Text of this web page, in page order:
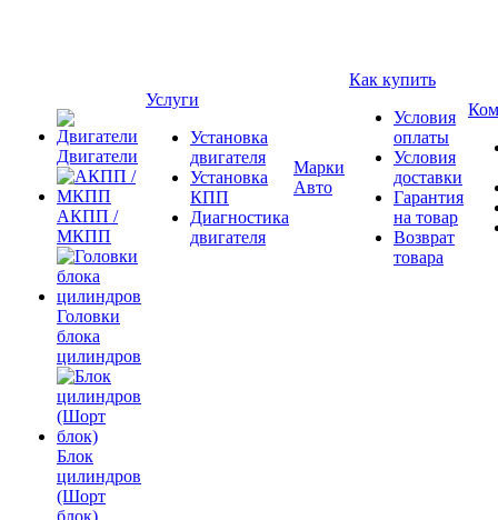
Двигатели
АКПП /
МКПП
Головки
блока
цилиндров
Блок
цилиндров
(Шорт
блок)
Услуги
Установка
двигателя
Установка
КПП
Диагностика
двигателя
Марки
Авто
Как купить
Условия
оплаты
Условия
доставки
Гарантия
на товар
Возврат
товара